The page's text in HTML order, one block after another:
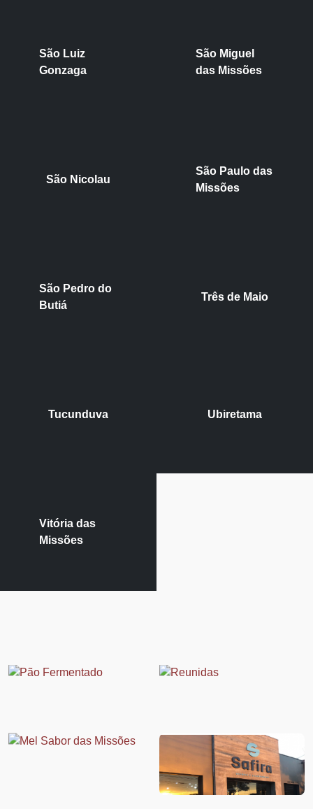
São Luiz
Gonzaga
São Miguel
das Missões
São Nicolau
São Paulo das
Missões
São Pedro do
Butiá
Três de Maio
Tucunduva Ubiretama
Vitória das
Missões